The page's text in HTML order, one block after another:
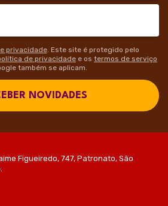
privacidade. Este site é protegido pelo
de privacidade e os termos de serviço
também se aplicam.
NOVIDADES
Figueiredo, 747, Patronato, São